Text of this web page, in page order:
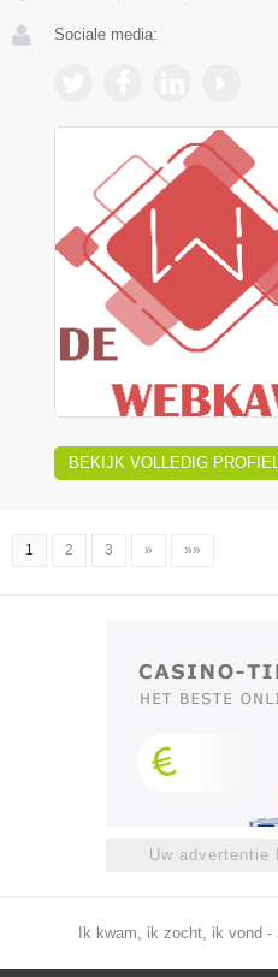
Sociale media:
BEKIJK VOLLEDIG PROFIEL
1 2 3 » »»
Uw advertentie
Ik kwam, ik zocht, ik vond